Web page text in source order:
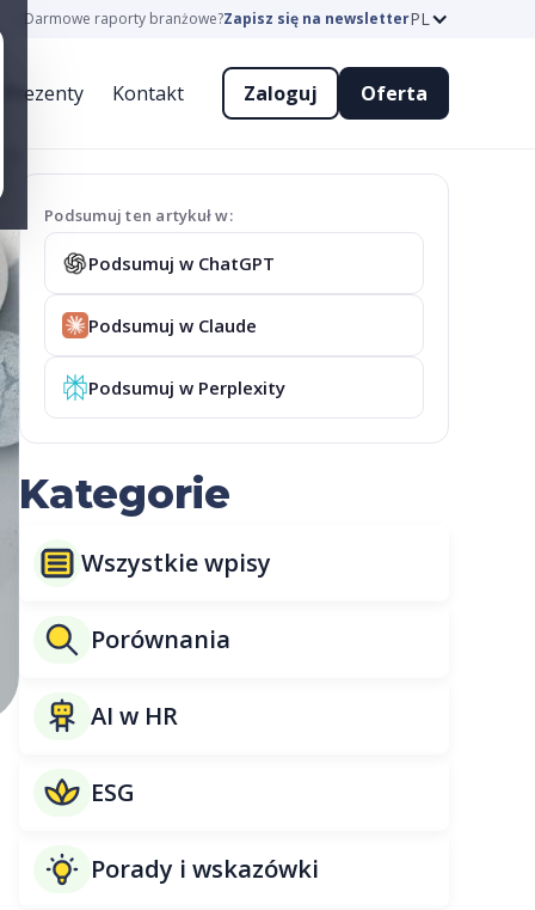
Darmowe raporty branżowe?Zapisz się na newsletterPL
Prezenty Kontakt Zaloguj Oferta
Podsumuj ten artykuł w:
Podsumuj w ChatGPT
Podsumuj w Claude
Podsumuj w Perplexity
Kategorie
Wszystkie wpisy
Porównania
AI w HR
ESG
Porady i wskazówki